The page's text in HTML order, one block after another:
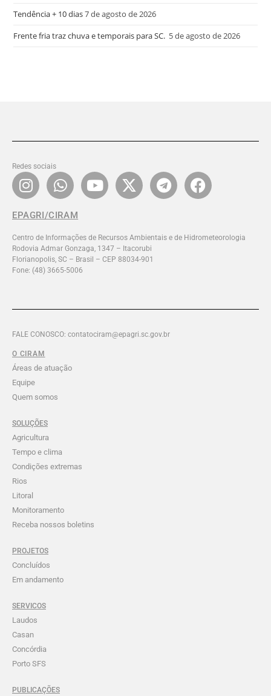
Tendência + 10 dias7 de agosto de 2026
Frente fria traz chuva e temporais para SC. 5 de agosto de 2026
Redes sociais
EPAGRI/CIRAM
Centro de Informações de Recursos Ambientais e de Hidrometeorologia
Rodovia Admar Gonzaga, 1347 – Itacorubi
Florianopolis, SC – Brasil – CEP 88034-901
Fone: (48) 3665-5006
FALE CONOSCO: contatociram@epagri.sc.gov.br
O CIRAM
Áreas de atuação
Equipe
Quem somos
SOLUÇÕES
Agricultura
Tempo e clima
Condições extremas
Rios
Litoral
Monitoramento
Receba nossos boletins
PROJETOS
Concluídos
Em andamento
SERVICOS
Laudos
Casan
Concórdia
Porto SFS
PUBLICAÇÕES